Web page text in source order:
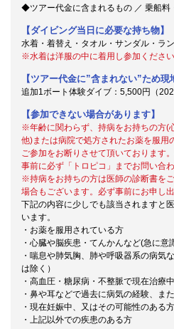
◆ツアー代金に含まれるもの ／ 乗船料
【ダイビング当日に必要な持ち物】
水着・着替え・タオル・サンダル・ラ
※水着は洋服の中に着用し参加ください
【ツアー代金に”含まれない”ため現
追加1ボート体験ダイブ：5,500円（
【参加できない場合があります】
※年齢に関わらず、持病をお持ちの方(
他)または病院で処方されたお薬を服用
ご参加をお断りさせて頂いております
事前に必ず「トロピコ」までお問い合わ
※持病をお持ちの方は医師の診断書を
場合もございます。必ず事前にお申し出
下記の内容に少しでも該当されますと
います。
・お薬を服用されている方
・心臓や脳疾患・てんかんなど(急に意
・喘息や肺気胸、肺や呼吸器系の病
は除く）
・高血圧・糖尿病・不整脈で現在治療
・鼻や耳などで過去に病気の経験、ま
・現在妊娠中、又はその可能性のある方
・上記以外での疾患のある方